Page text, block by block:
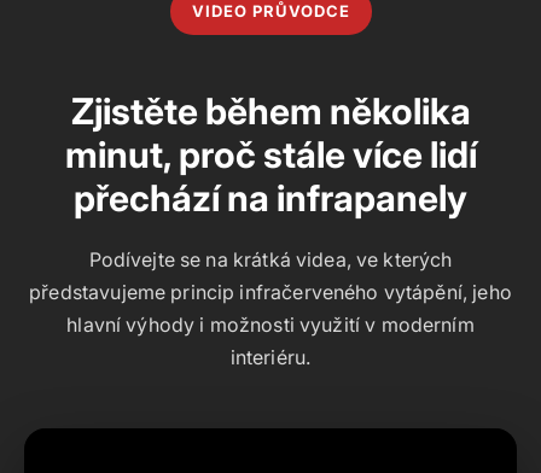
VIDEO PRŮVODCE
Zjistěte během několika
minut, proč stále více lidí
přechází na infrapanely
Podívejte se na krátká videa, ve kterých
představujeme princip infračerveného vytápění, jeho
hlavní výhody i možnosti využití v moderním
interiéru.